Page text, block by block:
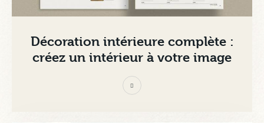
Décoration intérieure complète :
créez un intérieur à votre image